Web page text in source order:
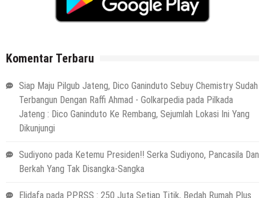
Komentar Terbaru
Siap Maju Pilgub Jateng, Dico Ganinduto Sebuy Chemistry Sudah
Terbangun Dengan Raffi Ahmad - Golkarpedia pada Pilkada
Jateng : Dico Ganinduto Ke Rembang, Sejumlah Lokasi Ini Yang
Dikunjungi
Sudiyono pada Ketemu Presiden!! Serka Sudiyono, Pancasila Dan
Berkah Yang Tak Disangka-Sangka
Elidafa pada PPRSS : 250 Juta Setiap Titik, Bedah Rumah Plus